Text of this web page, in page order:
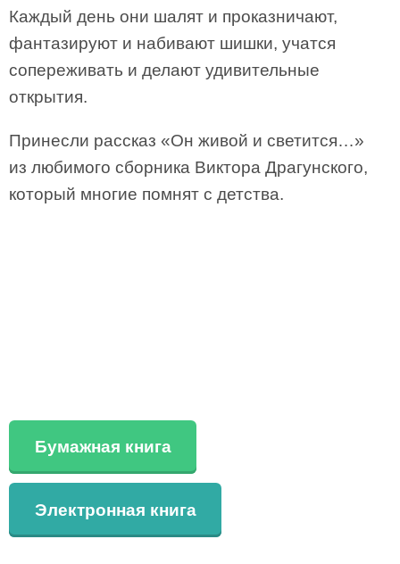
Каждый день они шалят и проказничают,
фантазируют и набивают шишки, учатся
сопереживать и делают удивительные
открытия.
Принесли рассказ «Он живой и светится…»
из любимого сборника Виктора Драгунского,
который многие помнят с детства.
Бумажная книга
Электронная книга